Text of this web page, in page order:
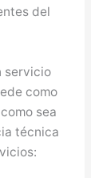
del
servicio
como
sea
técnica